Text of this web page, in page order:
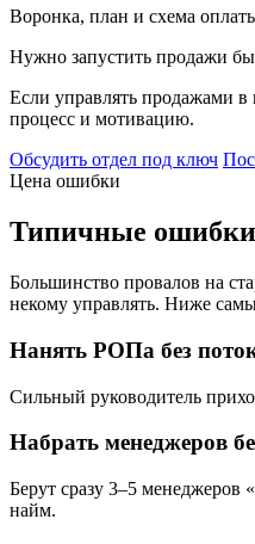
Воронка, план и схема
Нужно запустить продажи
Если управлять продажами в
процесс и мотивацию.
Обсудить отдел под ключ
Цена ошибки
Типичные ошибки
Большинство провалов на
некому управлять. Ниже
Нанять РОПа без
Сильный руководитель
Набрать менеджеров
Берут сразу 3–5 менеджеров
найм.